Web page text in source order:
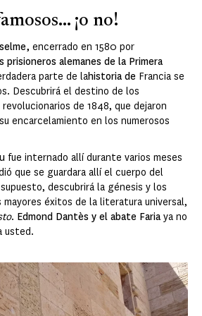
¡o no!
encerrado en 1580 por
prisioneros alemanes de la Primera
parte de lahistoria de Francia se
Descubrirá el destino de los
de 1848, que dejaron
encarcelamiento en los numerosos
fue internado allí durante varios meses
que se guardara allí el cuerpo del
supuesto, descubrirá la génesis y los
éxitos de la literatura universal,
. Edmond Dantès y el abate Faria ya no
usted.